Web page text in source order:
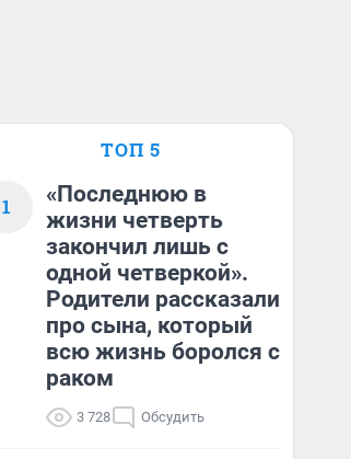
ТОП 5
1
«Последнюю в
жизни четверть
закончил лишь с
одной четверкой».
Родители рассказали
про сына, который
всю жизнь боролся с
раком
3 728 Обсудить